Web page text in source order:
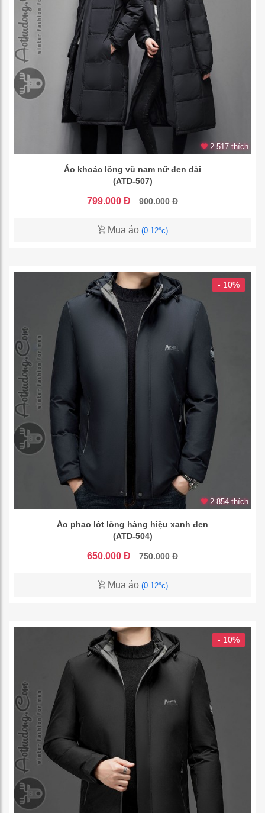
2.517 thích
Áo khoác lông vũ nam nữ đen dài
(ATD-507)
799.000 Đ 900.000 Đ
Mua áo (0-12°c)
- 10%
2.854 thích
Áo phao lót lông hàng hiệu xanh đen
(ATD-504)
650.000 Đ 750.000 Đ
Mua áo (0-12°c)
- 10%